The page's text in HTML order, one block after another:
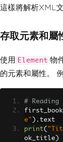
這樣將解析XML
存取元素和屬
使用 Element 物
的元素和屬性。
# Reading
e" ). text
print(
ok_title )